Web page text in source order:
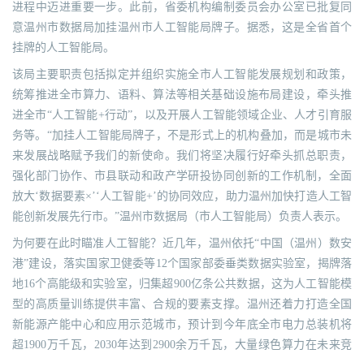
进程中迈进重要一步。此前，省委机构编制委员会办公室已批复同
意温州市数据局加挂温州市人工智能局牌子。据悉，这是全省首个
挂牌的人工智能局。
该局主要职责包括拟定并组织实施全市人工智能发展规划和政策，
统筹推进全市算力、语料、算法等相关基础设施布局建设，牵头推
进全市“人工智能+行动”，以及开展人工智能领域企业、人才引育服
务等。“加挂人工智能局牌子，不是形式上的机构叠加，而是城市未
来发展战略赋予我们的新使命。我们将坚决履行好牵头抓总职责，
强化部门协作、市县联动和政产学研投协同创新的工作机制，全面
放大‘数据要素×’‘人工智能+’的协同效应，助力温州加快打造人工智
能创新发展先行市。”温州市数据局（市人工智能局）负责人表示。
为何要在此时瞄准人工智能？近几年，温州依托“中国（温州）数安
港”建设，落实国家卫健委等12个国家部委垂类数据实验室，揭牌落
地16个高能级和实验室，归集超900亿条公共数据，这为人工智能模
型的高质量训练提供丰富、合规的要素支撑。温州还着力打造全国
新能源产能中心和应用示范城市，预计到今年底全市电力总装机将
超1900万千瓦，2030年达到2900余万千瓦，大量绿色算力在未来竞